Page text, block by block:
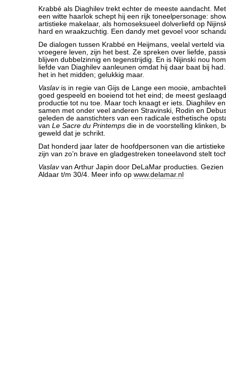
Krabbé als Diaghilev trekt echter de meeste aandacht.
een witte haarlok schept hij een rijk toneelpersonage:
artistieke makelaar, als homoseksueel dolverliefd op
hard en wraakzuchtig. Een dandy met gevoel voor
De dialogen tussen Krabbé en Heijmans, veelal verteld
vroegere leven, zijn het best. Ze spreken over liefde,
blijven dubbelzinnig en tegenstrijdig. En is Nijinski nou
liefde van Diaghilev aanleunen omdat hij daar baat bij
het in het midden; gelukkig maar.
Vaslavis in regie van Gijs de Lange een mooie,
goed gespeeld en boeiend tot het eind; de meest
productie tot nu toe. Maar toch knaagt er iets. Diaghilev
samen met onder veel anderen Stravinski, Rodin en
geleden de aanstichters van een radicale esthetische
van Le Sacre du Printemps die in de voorstelling klinken,
geweld dat je schrikt.
Dat honderd jaar later de hoofdpersonen van die
zijn van zo’n brave en gladgestreken toneelavond stelt
Vaslavvan Arthur Japin door DeLaMar producties. Gezien
Aldaar t/m 30/4. Meer info op www.delamar.nl